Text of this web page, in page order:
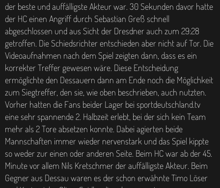
der beste und auffälligste Akteur war. 30 Sekunden davor hatte
der HC einen Angriff durch Sebastian Greß schnell
abgeschlossen und aus Sicht der Dresdner auch zum 29:28
getroffen. Die Schiedsrichter entschieden aber nicht auf Tor. Die
Videoaufnahmen nach dem Spiel zeigten dann, dass es ein
korrekter Treffer gewesen wäre. Diese Entscheidung
ermöglichte den Dessauern dann am Ende noch die Möglichkeit
zum Siegtreffer, den sie, wie oben beschrieben, auch nutzten.
Vorher hatten die Fans beider Lager bei sportdeutschland.tv
eine sehr spannende 2. Halbzeit erlebt, bei der sich kein Team
mehr als 2 Tore absetzen konnte. Dabei agierten beide
Mannschaften immer wieder nervenstark und das Spiel kippte
so weder zur einen oder anderen Seite. Beim HC war ab der 45.
Minute vor allem Nils Kretschmer der auffälligste Akteur. Beim
Gegner aus Dessau waren es der schon erwähnte Timo Löser